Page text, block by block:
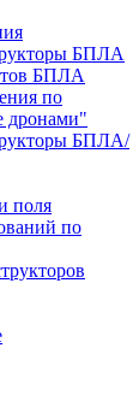
БПЛА
БПЛА
по
дронами"
БПЛА/
поля
по